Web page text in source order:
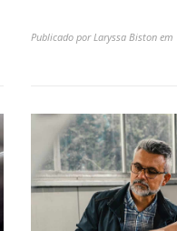
Publicado porLaryssa Biston em